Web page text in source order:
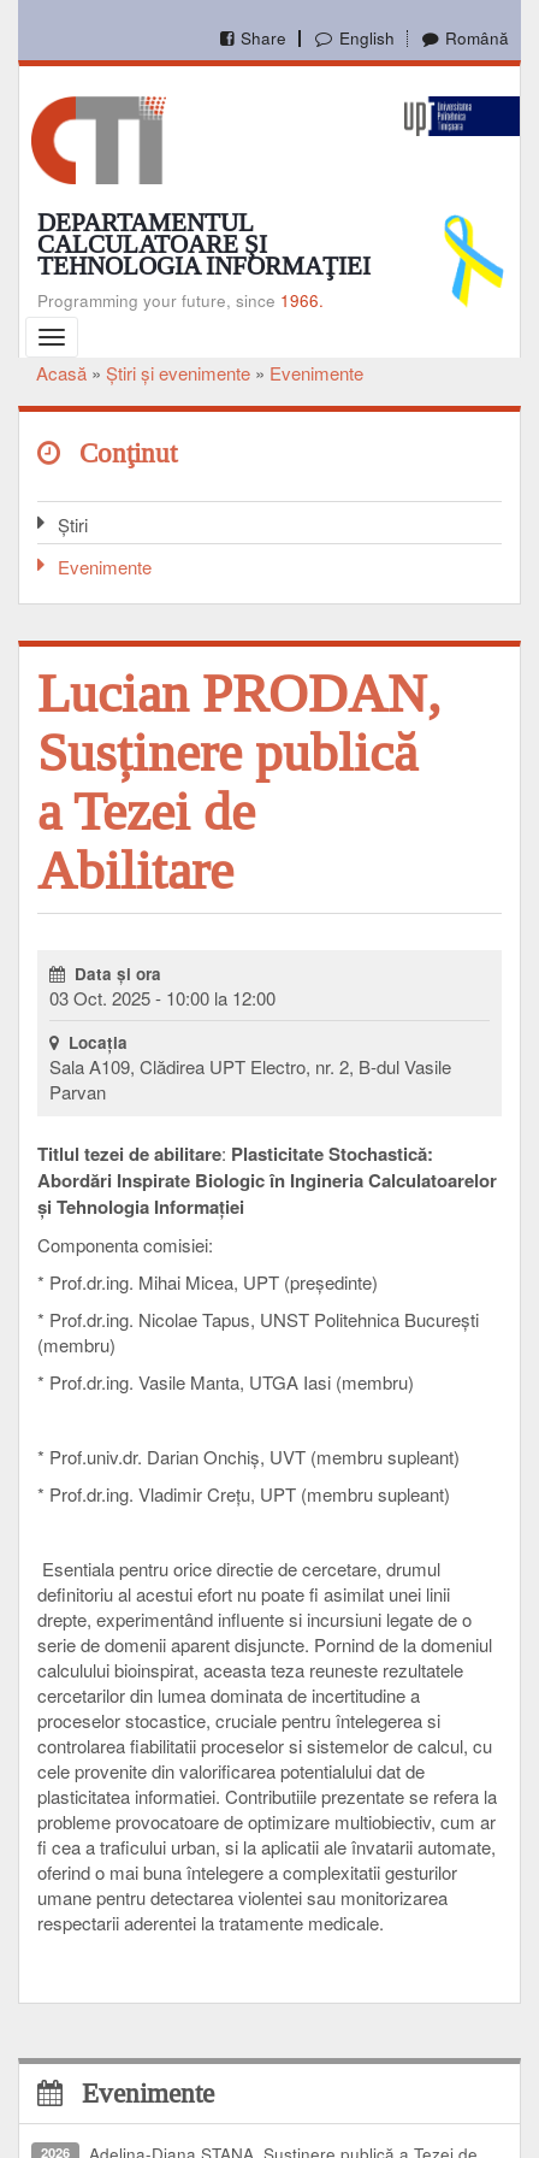
conţinutul
English Română
Share
DEPARTAMENTUL
CALCULATOARE ŞI
TEHNOLOGIA INFORMAŢIEI
Programming your future, since 1966.
Toggle
navigation
Breadcrumb
Acasă Ştiri şi evenimente Evenimente
Conţinut
Ştiri
Evenimente
Lucian PRODAN,
Susținere publică
a Tezei de
Abilitare
Data şi ora
03 Oct. 2025 - 10:00 la 12:00
Locaţia
Sala A109, Clădirea UPT Electro, nr. 2, B-dul Vasile
Parvan
Titlul tezei de abilitare: Plasticitate Stochastică:
Abordări Inspirate Biologic în Ingineria Calculatoarelor
și Tehnologia Informației
Componenta comisiei:
* Prof.dr.ing. Mihai Micea, UPT (președinte)
* Prof.dr.ing. Nicolae Tapus, UNST Politehnica București
(membru)
* Prof.dr.ing. Vasile Manta, UTGA Iasi (membru)
* Prof.univ.dr. Darian Onchiș, UVT (membru supleant)
* Prof.dr.ing. Vladimir Crețu, UPT (membru supleant)
Esentiala pentru orice directie de cercetare, drumul
definitoriu al acestui efort nu poate fi asimilat unei linii
drepte, experimentând influente si incursiuni legate de o
serie de domenii aparent disjuncte. Pornind de la domeniul
calculului bioinspirat, aceasta teza reuneste rezultatele
cercetarilor din lumea dominata de incertitudine a
proceselor stocastice, cruciale pentru întelegerea si
controlarea fiabilitatii proceselor si sistemelor de calcul, cu
cele provenite din valorificarea potentialului dat de
plasticitatea informatiei. Contributiile prezentate se refera la
probleme provocatoare de optimizare multiobiectiv, cum ar
fi cea a traficului urban, si la aplicatii ale învatarii automate,
oferind o mai buna întelegere a complexitatii gesturilor
umane pentru detectarea violentei sau monitorizarea
respectarii aderentei la tratamente medicale.
Evenimente
2026